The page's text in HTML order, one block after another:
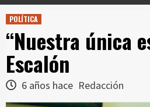
POLÍTICA
“Nuestra única
Escalón
6 años hace Redacción